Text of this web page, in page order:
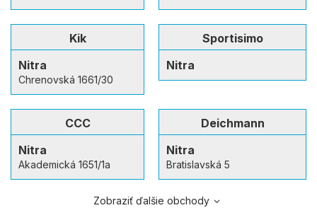
Kik
Nitra
Chrenovská 1661/30
Sportisimo
Nitra
CCC
Nitra
Akademická 1651/1a
Deichmann
Nitra
Bratislavská 5
Zobraziť ďalšie obchody